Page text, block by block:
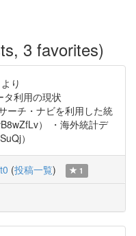
3 favorites)
り
利用の現状
ーチ・ナビを利用した統
） ・海外統計デ
）
(投稿一覧) 1